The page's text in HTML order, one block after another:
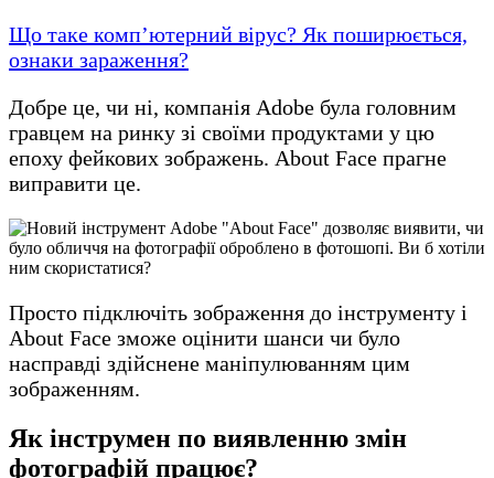
Що таке комп’ютерний вірус? Як поширюється,
ознаки зараження?
Добре це, чи ні, компанія Adobe була головним
гравцем на ринку зі своїми продуктами у цю
епоху фейкових зображень. About Face прагне
виправити це.
Просто підключіть зображення до інструменту і
About Face зможе оцінити шанси чи було
насправді здійснене маніпулюванням цим
зображенням.
Як інструмен по виявленню змін
фотографій працює?